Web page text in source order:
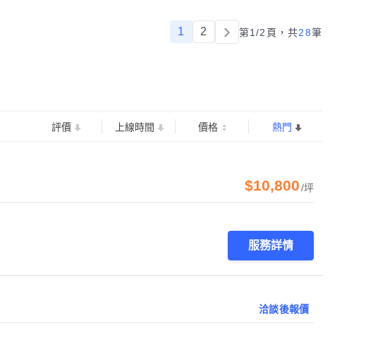
1 2 第1/2頁， 共28筆
評價 上線時間 價格 熱門
$10,800/坪
服務詳情
洽談後報價